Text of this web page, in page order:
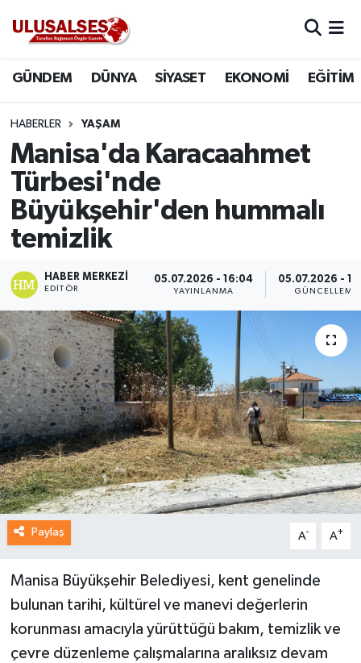
GÜNDEM DÜNYA SİYASET EKONOMİ EĞİTİM
HABERLER YAŞAM
Manisa'da Karacaahmet
Türbesi'nde
Büyükşehir'den hummalı
temizlik
HABER MERKEZI
EDITÖR
05.07.2026 - 16:04
YAYINLANMA
05.07.2026 -
GÜNCELLEME
Paylaş A- A+
Manisa Büyükşehir Belediyesi, kent genelinde
bulunan tarihi, kültürel ve manevi değerlerin
korunması amacıyla yürüttüğü bakım, temizlik ve
çevre düzenleme çalışmalarına aralıksız devam
DÜNYA
SİYASET
EKONOMİ
EĞİTİM
MAGAZİN
SPOR
Trafik Durumu
Süper Lig Puan Durumu ve Fikstür
Tüm Manşetler
Son Dakika Haberleri